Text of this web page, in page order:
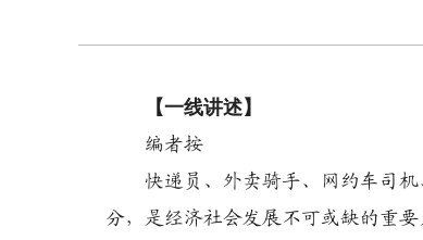
【一线讲述】
编者按
快递员、外卖骑手、网约车司机
分，是经济社会发展不可或缺的重